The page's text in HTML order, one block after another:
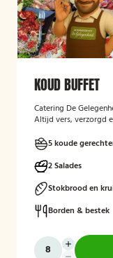
KOUD BUFFET
Catering De
Altijd vers, verzorgd
5 koude
2 Salades
Stokbrood en
Borden & bestek